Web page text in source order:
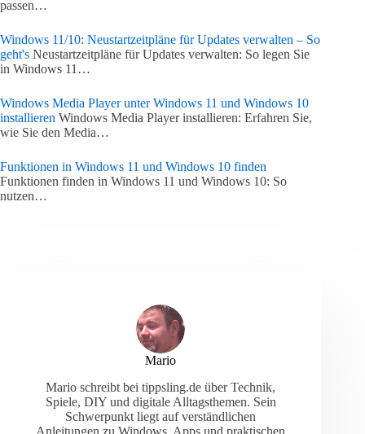
passen…
Windows 11/10: Neustartzeitpläne für Updates verwalten – So
geht's Neustartzeitpläne für Updates verwalten: So legen Sie
in Windows 11…
Windows Media Player unter Windows 11 und Windows 10
installieren Windows Media Player installieren: Erfahren Sie,
wie Sie den Media…
Funktionen in Windows 11 und Windows 10 finden
Funktionen finden in Windows 11 und Windows 10: So
nutzen…
Mario
Mario schreibt bei tippsling.de über Technik,
Spiele, DIY und digitale Alltagsthemen. Sein
Schwerpunkt liegt auf verständlichen